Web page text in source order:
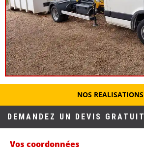
NOS REALISATIONS
DEMANDEZ UN DEVIS GRATUIT
Vos coordonnées